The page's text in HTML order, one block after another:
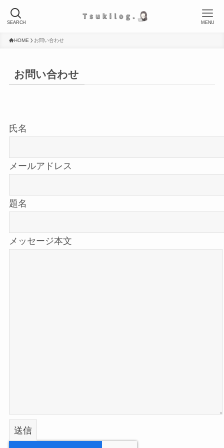
SEARCH MENU
HOME お問い合わせ
お問い合わせ
氏名
メールアドレス
題名
メッセージ本文